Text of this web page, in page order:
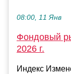
08:00, 11 Янв
Фондовый
2026 г.
Индекс